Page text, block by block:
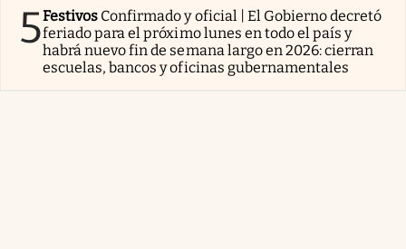
5Festivos Confirmado y oficial | El Gobierno decretó
feriado para el próximo lunes en todo el país y
habrá nuevo fin de semana largo en 2026: cierran
escuelas, bancos y oficinas gubernamentales